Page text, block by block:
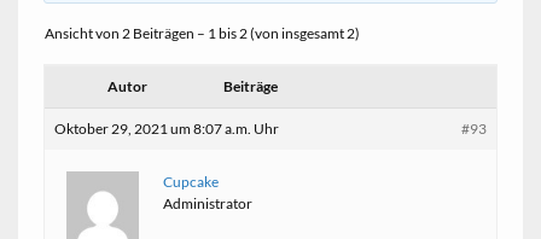
Ansicht von 2 Beiträgen – 1 bis 2 (von insgesamt 2)
Autor Beiträge
Oktober 29, 2021 um 8:07 a.m. Uhr #93
Cupcake
Administrator